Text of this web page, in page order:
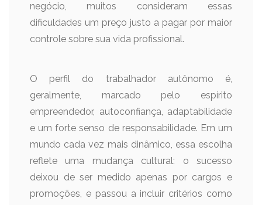
negócio, muitos consideram essas
dificuldades um preço justo a pagar por maior
controle sobre sua vida profissional.
O perfil do trabalhador autônomo é,
geralmente, marcado pelo espírito
empreendedor, autoconfiança, adaptabilidade
e um forte senso de responsabilidade. Em um
mundo cada vez mais dinâmico, essa escolha
reflete uma mudança cultural: o sucesso
deixou de ser medido apenas por cargos e
promoções, e passou a incluir critérios como